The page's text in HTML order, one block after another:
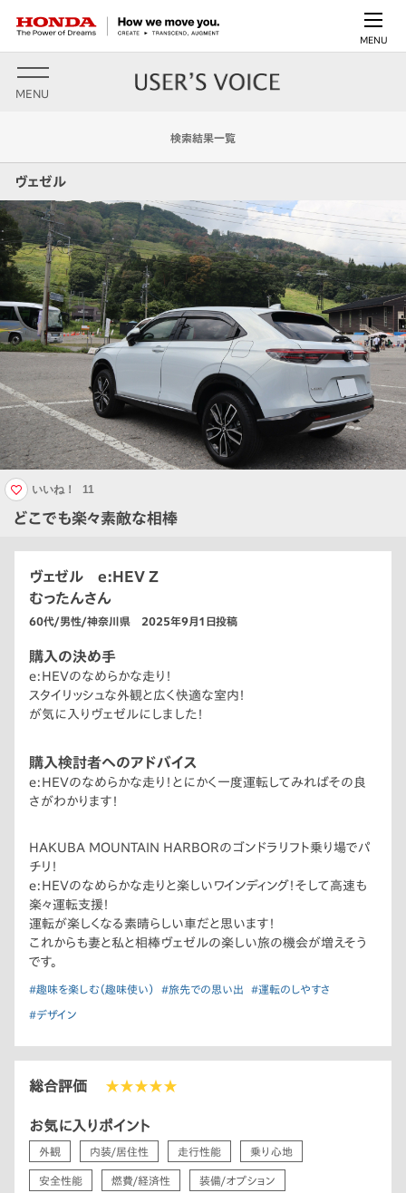
MENU
MENU
検索結果一覧
ヴェゼル
どこでも楽々素敵な相棒
いいね！ 11
ヴェゼル e:HEV Z
むったんさん
60代/男性/神奈川県 2025年9月1日投稿
購入の決め手
e:HEVのなめらかな走り！
スタイリッシュな外観と広く快適な室内！
が気に入りヴェゼルにしました！
購入検討者へのアドバイス
e:HEVのなめらかな走り！とにかく一度運転してみればその良
さがわかります！
HAKUBA MOUNTAIN HARBORのゴンドラリフト乗り場でパ
チリ！
e:HEVのなめらかな走りと楽しいワインディング！そして高速も
楽々運転支援！
運転が楽しくなる素晴らしい車だと思います！
これからも妻と私と相棒ヴェゼルの楽しい旅の機会が増えそう
です。
#趣味を楽しむ（趣味使い） #旅先での思い出 #運転のしやすさ
#デザイン
総合評価 ★★★★★
お気に入りポイント
外観 内装/居住性 走行性能 乗り心地
安全性能 燃費/経済性 装備/オプション